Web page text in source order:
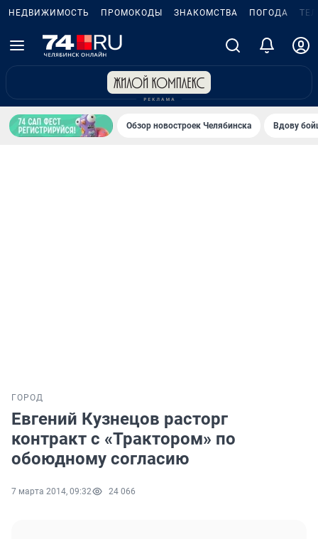
НЕДВИЖИМОСТЬ ПРОМОКОДЫ ЗНАКОМСТВА ПОГОДА
Обзор новостроек Челябинска Вдову
ГОРОД
Евгений Кузнецов расторг
контракт с «Трактором» по
обоюдному согласию
7 марта 2014, 09:32 24 066